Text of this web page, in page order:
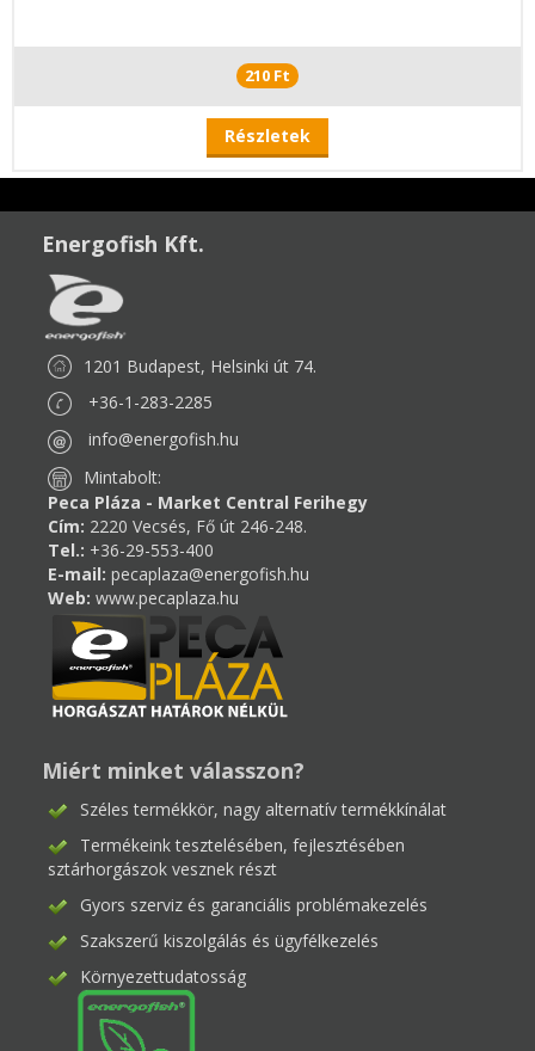
210 Ft
Részletek
Energofish Kft.
1201 Budapest, Helsinki út 74.
+36-1-283-2285
info@energofish.hu
Mintabolt:
Peca Pláza - Market Central Ferihegy
Cím: 2220 Vecsés, Fő út 246-248.
Tel.: +36-29-553-400
E-mail: pecaplaza@energofish.hu
Web: www.pecaplaza.hu
Miért minket válasszon?
Széles termékkör, nagy alternatív termékkínálat
Termékeink tesztelésében, fejlesztésében
sztárhorgászok vesznek részt
Gyors szerviz és garanciális problémakezelés
Szakszerű kiszolgálás és ügyfélkezelés
Környezettudatosság